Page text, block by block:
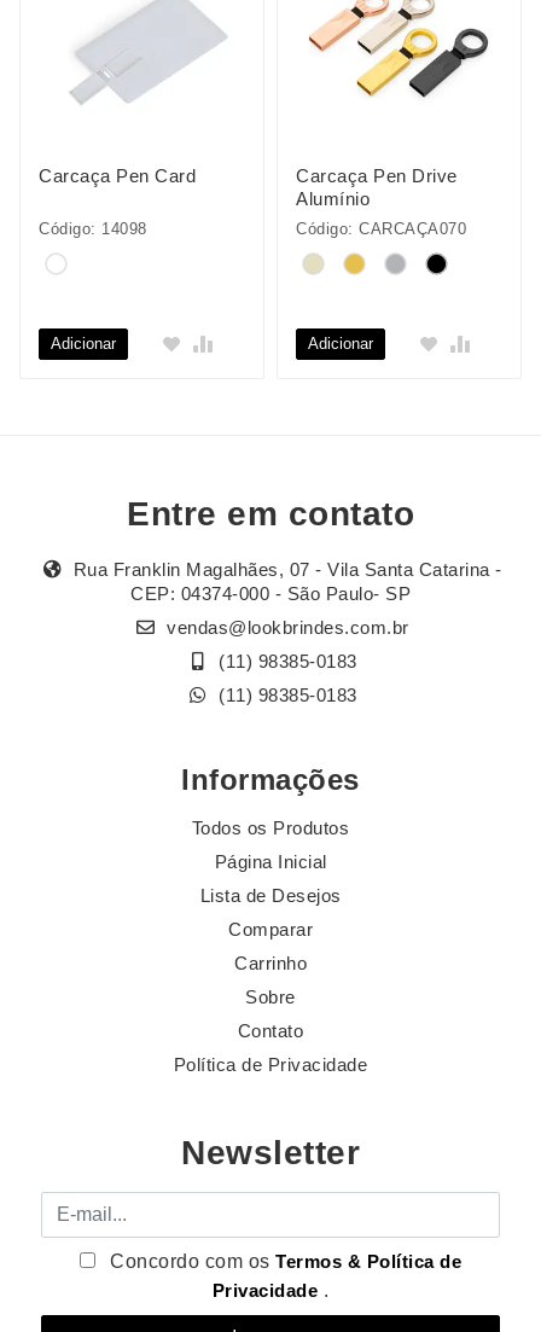
Carcaça Pen Card
Código: 14098
Adicionar
Carcaça Pen Drive
Alumínio
Código: CARCAÇA070
Adicionar
Entre em contato
Rua Franklin Magalhães, 07 - Vila Santa Catarina -
CEP: 04374-000 - São Paulo- SP
vendas@lookbrindes.com.br
(11) 98385-0183
(11) 98385-0183
Informações
Todos os Produtos
Página Inicial
Lista de Desejos
Comparar
Carrinho
Sobre
Contato
Política de Privacidade
Newsletter
E-mail
Concordo com osTermos & Política de
Privacidade .